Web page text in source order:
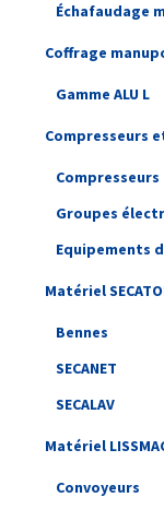
Échafaudage
Coffrage
Gamme ALU L
Compresseurs
Compresseurs
Groupes
Equipements
Matériel
Bennes
SECANET
SECALAV
Matériel
Convoyeurs